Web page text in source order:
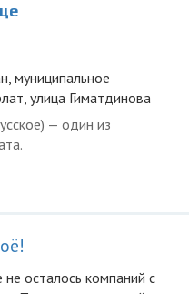
муниципальное
улица Гиматдинова
— один из
осталоcь компаний с